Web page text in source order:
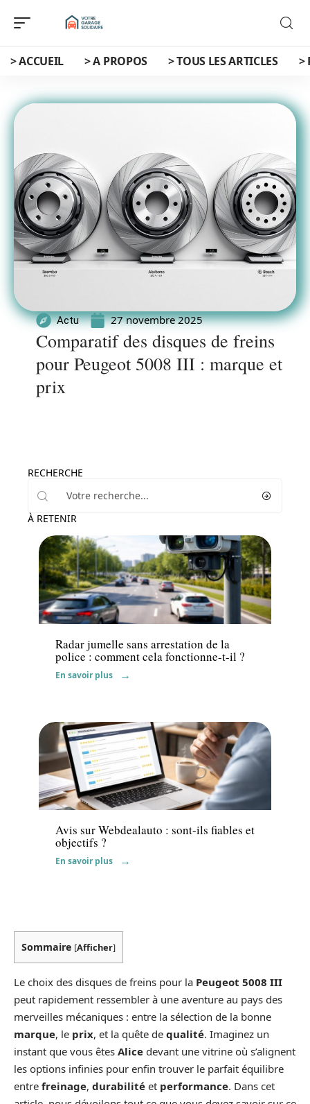
> ACCUEIL > A PROPOS > TOUS LES ARTICLES >
Actu 27 novembre 2025
Comparatif des disques de freins
pour Peugeot 5008 III : marque et
prix
RECHERCHE
À RETENIR
Actu
Radar jumelle sans arrestation de la
police : comment cela fonctionne-t-il ?
En savoir plus
Actu
Avis sur Webdealauto : sont-ils fiables et
objectifs ?
En savoir plus
Sommaire [Afficher]
Le choix des disques de freins pour la Peugeot 5008 III
peut rapidement ressembler à une aventure au pays des
merveilles mécaniques : entre la sélection de la bonne
marque, le prix, et la quête de qualité. Imaginez un
instant que vous êtes Alice devant une vitrine où s’alignent
les options infinies pour enfin trouver le parfait équilibre
entre freinage, durabilité et performance. Dans cet